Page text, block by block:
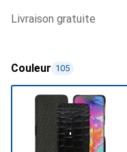
livraison gratuite
Couleur 105